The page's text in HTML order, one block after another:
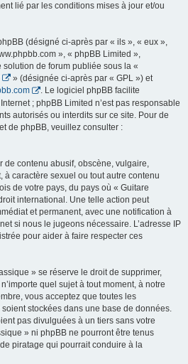
lié par les conditions mises à jour et/ou
(désigné ci-après par « ils », « eux »,
», « phpBB Limited »,
de forum publiée sous la «
» (désignée ci-après par « GPL ») et
. Le logiciel phpBB facilite
; phpBB Limited n’est pas responsable
autorisés ou interdits sur ce site. Pour de
de phpBB, veuillez consulter :
de contenu abusif, obscène, vulgaire,
à caractère sexuel ou tout autre contenu
de votre pays, du pays où « Guitare
international. Une telle action peut
et permanent, avec une notification à
si nous le jugeons nécessaire. L’adresse IP
pour aider à faire respecter ces
» se réserve le droit de supprimer,
quel sujet à tout moment, à notre
vous acceptez que toutes les
stockées dans une base de données.
pas divulguées à un tiers sans votre
» ni phpBB ne pourront être tenus
piratage qui pourrait conduire à la